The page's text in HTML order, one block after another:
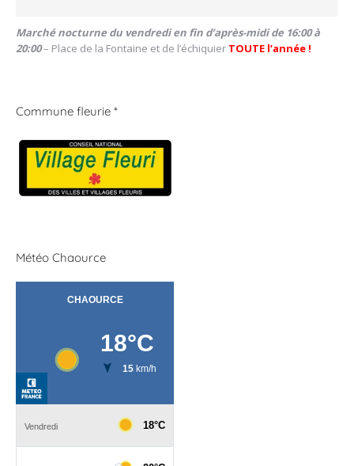
Marché nocturne du vendredi en fin d’après-midi de 16:00 à
20:00– Place de la Fontaine et de l’échiquier TOUTE l’année !
Commune fleurie *
Météo Chaource